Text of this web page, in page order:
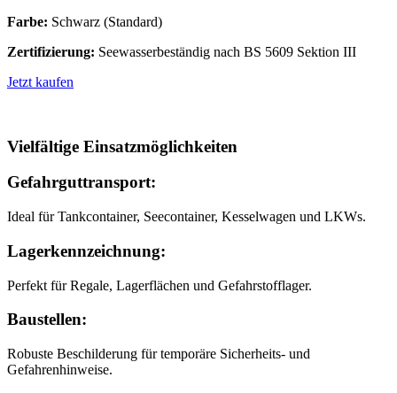
Farbe: Schwarz (Standard)
Zertifizierung: Seewasserbeständig nach BS 5609 Sektion III
Jetzt kaufen
Vielfältige Einsatzmöglichkeiten
Gefahrguttransport:
Ideal für Tankcontainer, Seecontainer, Kesselwagen und LKWs.
Lagerkennzeichnung:
Perfekt für Regale, Lagerflächen und Gefahrstofflager.
Baustellen:
Robuste Beschilderung für temporäre Sicherheits- und
Gefahrenhinweise.